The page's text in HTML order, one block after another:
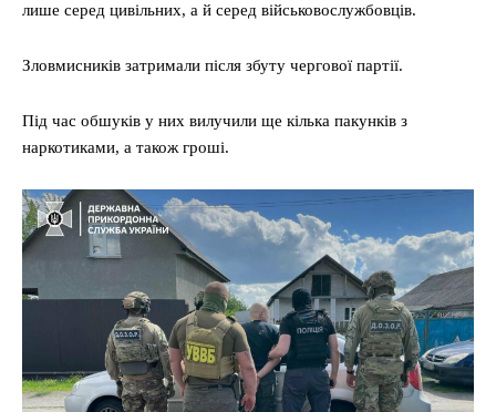
лише серед цивільних, а й серед військовослужбовців.
Зловмисників затримали після збуту чергової партії.
Під час обшуків у них вилучили ще кілька пакунків з
наркотиками, а також гроші.